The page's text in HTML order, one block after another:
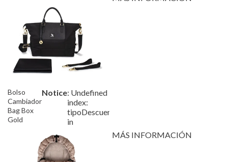
Bolso
Cambiador
Bag Box
Gold
Notice: Undefined
index:
tipoDescuento
in
MÁS INFORMACIÓN